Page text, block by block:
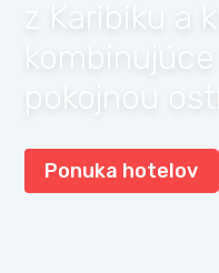
z Karibiku a
pokojnou
Ponuka hotelov